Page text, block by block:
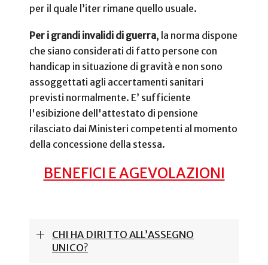
per il quale l’iter rimane quello usuale.
Per i grandi invalidi di guerra, la norma dispone
che siano considerati di fatto persone con
handicap in situazione di gravità e non sono
assoggettati agli accertamenti sanitari
previsti normalmente. E’ sufficiente
l'esibizione dell'attestato di pensione
rilasciato dai Ministeri competenti al momento
della concessione della stessa.
BENEFICI E AGEVOLAZIONI
CHI HA DIRITTO ALL’ASSEGNO
UNICO?